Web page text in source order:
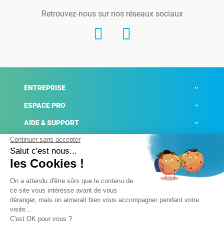
Retrouvez-nous sur nos réseaux sociaux
ENTREPRISE
ESPACE PRO
AIDE & SUPPORT
ACTUALITÉS
Mentions légales